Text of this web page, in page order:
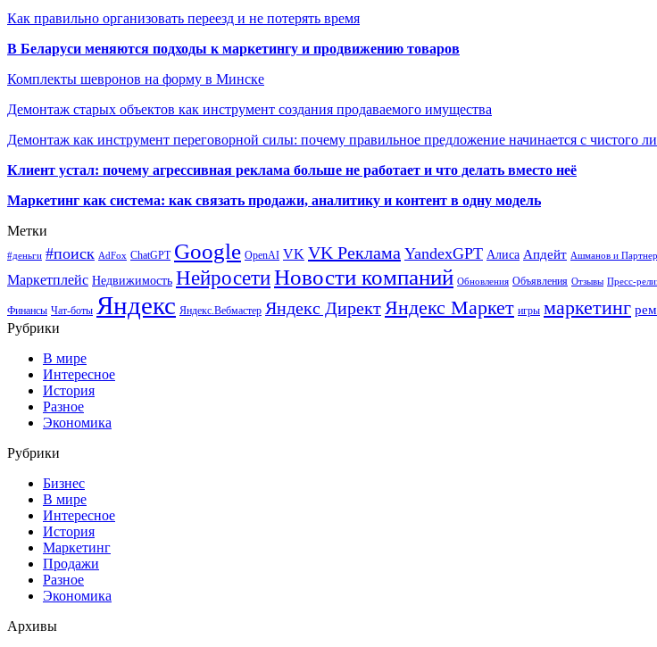
Как правильно организовать переезд и не потерять время
В Беларуси меняются подходы к маркетингу и продвижению товаров
Комплекты шевронов на форму в Минске
Демонтаж старых объектов как инструмент создания продаваемого имущества
Демонтаж как инструмент переговорной силы: почему правильное предложение начинается с чистого
Клиент устал: почему агрессивная реклама больше не работает и что делать вместо неё
Маркетинг как система: как связать продажи, аналитику и контент в одну модель
Метки
#деньги #поиск AdFox ChatGPT Google OpenAI VK VK Реклама YandexGPT Алиса Апдейт Ашманов и
Маркетплейс Недвижимость НейросетиНовости компаний Обновления Объявления Отзывы Пресс-
Финансы Чат-боты Яндекс Яндекс.Вебмастер Яндекс Директ Яндекс Маркет игры маркетинг
Рубрики
В мире
Интересное
История
Разное
Экономика
Рубрики
Бизнес
В мире
Интересное
История
Маркетинг
Продажи
Разное
Экономика
Архивы